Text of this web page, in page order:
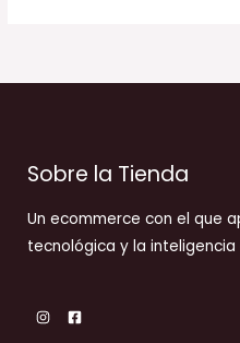
Sobre la Tienda
Un ecommerce con el que
tecnológica y la